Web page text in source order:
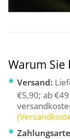
Warum
Versand:
€5,90; ab